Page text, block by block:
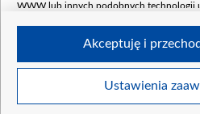
© 2026 Telewizja
WWW lub innych podobnych technologii
Twoje dane osobowe zbierane podczas
Ustawienia
Akceptuję i